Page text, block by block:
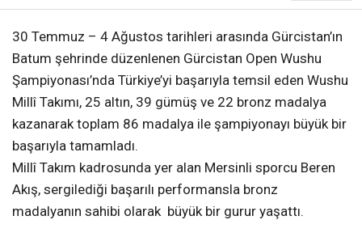
30 Temmuz – 4 Ağustos tarihleri arasında Gürcistan’ın
Batum şehrinde düzenlenen Gürcistan Open Wushu
Şampiyonası’nda Türkiye’yi başarıyla temsil eden Wushu
Millî Takımı, 25 altın, 39 gümüş ve 22 bronz madalya
kazanarak toplam 86 madalya ile şampiyonayı büyük bir
başarıyla tamamladı.
Millî Takım kadrosunda yer alan Mersinli sporcu Beren
Akış, sergilediği başarılı performansla bronz
madalyanın sahibi olarak büyük bir gurur yaşattı.